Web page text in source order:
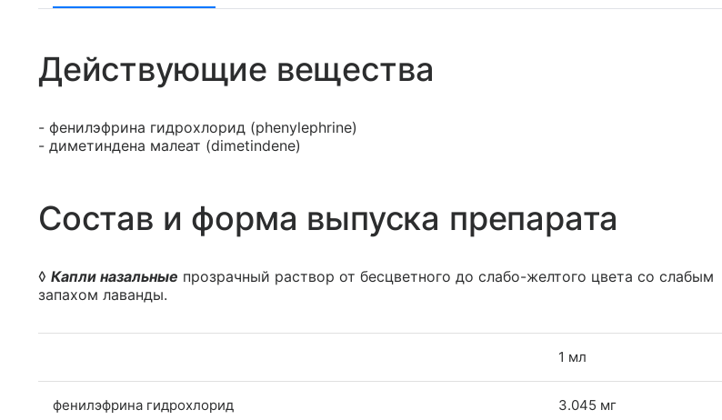
Действующие вещества
- фенилэфрина гидрохлорид (phenylephrine)
- диметиндена малеат (dimetindene)
Состав и форма выпуска препарата
◊ Капли назальные прозрачный раствор от бесцветного до слабо-желтого цвета со слабым
запахом лаванды.
1 мл
фенилэфрина гидрохлорид 3.045 мг